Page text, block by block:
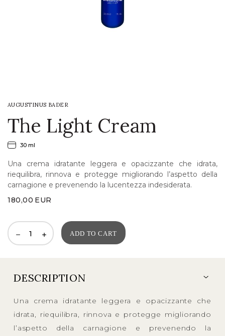
AUGUSTINUS BADER
The Light Cream
30 ml
Una crema idratante leggera e opacizzante che idrata,
riequilibra, rinnova e protegge migliorando l’aspetto della
carnagione e prevenendo la lucentezza indesiderata.
180,00 EUR
ADD TO CART
DESCRIPTION
Una crema idratante leggera e opacizzante che
idrata, riequilibra, rinnova e protegge migliorando
l’aspetto della carnagione e prevenendo la